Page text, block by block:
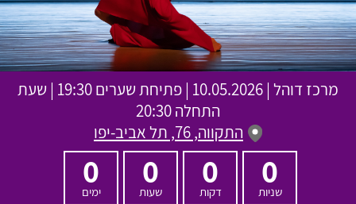
מרכז דוהל |
10.05.2026 | פתיחת שערים 19:30 | שעת
התחלה 20:30
התקווה, 76, תל אביב-יפו
0
שניות
0
דקות
0
שעות
0
ימים